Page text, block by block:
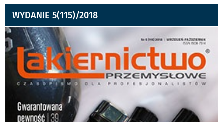
WYDANIE 5(115)/2018